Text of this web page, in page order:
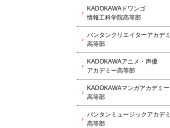
KADOKAWAドワンゴ
情報工科学院高等部
バンタンクリエイターアカデ
高等部
KADOKAWAアニメ・声優
アカデミー高等部
KADOKAWAマンガアカデミー
高等部
バンタンミュージックアカデ
高等部